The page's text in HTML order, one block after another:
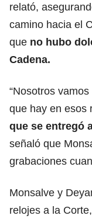
relató,
camino hacia el
que no hubo
Cadena.
“Nosotros
que hay en esos
que se entregó
señaló que
grabaciones
Monsalve y
relojes a la